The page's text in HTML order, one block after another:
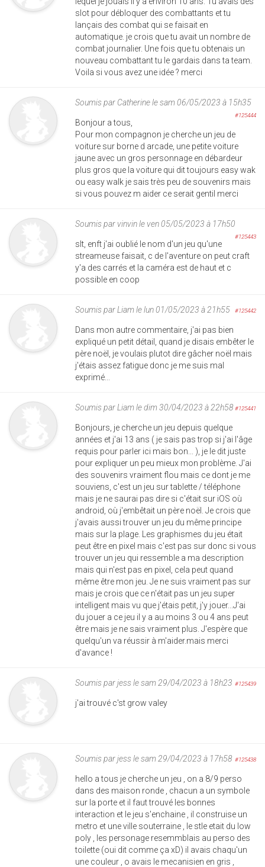
slot pour débloquer des combattants et tu
lançais des combat qui se faisait en
automatique. je crois que tu avait un nombre de
combat journalier. Une fois que tu obtenais un
nouveau combattant tu le gardais dans ta team.
Voila si vous avez une idée ? merci
Soumis par Catherinele sam 06/05/2023 à 15h35
#125444
Bonjour a tous,
Pour mon compagnon je cherche un jeu de
voiture sur borne d arcade, une petite voiture
jaune avec un gros personnage en débardeur
plus gros que la voiture qui dit toujours easy wak
ou easy walk je sais très peu de souvenirs mais
si vous pouvez m aider ce serait gentil merci
Soumis par vinvinle ven 05/05/2023 à 17h50
#125443
slt, enft j'ai oublié le nom d'un jeu qu'une
streameuse faisait, c de l'aventure on peut craft
y'a des carrés et la caméra est de haut et c
possible en coop
Soumis parLiamle lun 01/05/2023 à 21h55 #125442
Dans mon autre commentaire, j'ai pas bien
expliqué un petit détail, quand je disais embêter le
père noël, je voulais plutot dire gâcher noël mais
j'étais assez fatigue donc je me suis mal
exprimé...
Soumis parLiamle dim 30/04/2023 à 22h58 #125441
Bonjours, je cherche un jeu depuis quelque
années et j'ai 13 ans ( je sais pas trop si j'ai l'âge
requis pour parler ici mais bon... ), je le dit juste
pour expliquer un peu mieux mon problème. J'ai
des souvenirs vraiment flou mais ce dont je me
souviens, c'est un jeu sur tablette / téléphone
mais je ne saurai pas dire si c'était sur iOS où
android, où j'embêtait un père noël. Je crois que
j'avais aussi trouver un jeu du même principe
mais sur la plage. Les graphismes du jeu était
peut être en pixel mais c'est pas sur donc si vous
trouver un jeu qui ressemble a ma description
mais qui n'est pas en pixel, cela peut quand
même être mon jeu. Je ne suis vraiment pas sur
mais je crois que ce n'était pas un jeu super
intelligent mais vu que j'étais petit, j'y jouer...J'ai
du jouer a ce jeu il y a au moins 3 ou 4 ans peut
être mais je ne sais vraiment plus. J'espère que
quelqu'un va réussir à m'aider.mais merci
d'avance !
Soumis parjessle sam 29/04/2023 à 18h23 #125439
j'ai trouvé c'st grow valey
Soumis parjessle sam 29/04/2023 à 17h58 #125438
hello a tous je cherche un jeu , on a 8/9 perso
dans des maison ronde , chacun a un symbole
sur la porte et il faut trouvé les bonnes
interaction et le jeu s'enchaine , il construise un
metro et une ville souterraine , le stle etait du low
poly , les personage resemmblais au perso des
toilette (oui dit comme ça xD) il avais chaqu'un
une couleur , o avais le mecanisien en gris ,